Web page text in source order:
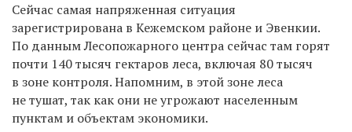
Сейчас самая напряженная ситуация
зарегистрирована в Кежемском районе и Эвенкии.
По данным Лесопожарного центра сейчас там горят
почти 140 тысяч гектаров леса, включая 80 тысяч
в зоне контроля. Напомним, в этой зоне леса
не тушат, так как они не угрожают населенным
пунктам и объектам экономики.